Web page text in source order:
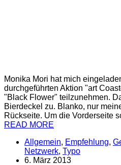
Monika Mori hat mich
durchgeführten Aktion "art
"Black Flower" teilzunehmen.
Bierdeckel zu. Blanko, nur
Rückseite. Um die Vorderseite
READ MORE
Allgemein, Empfehlung,
Netzwerk, Typo
6. März 2013